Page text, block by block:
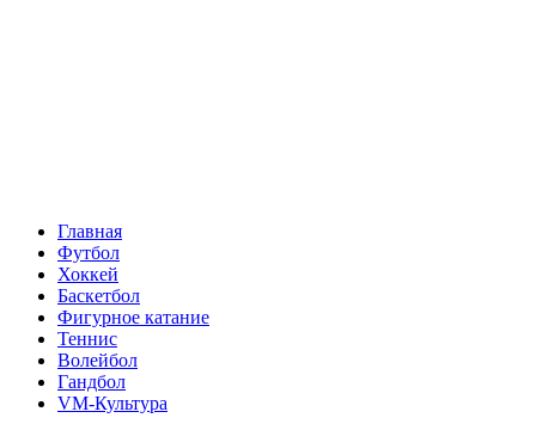
Главная
Футбол
Хоккей
Баскетбол
Фигурное катание
Теннис
Волейбол
Гандбол
VM-Культура